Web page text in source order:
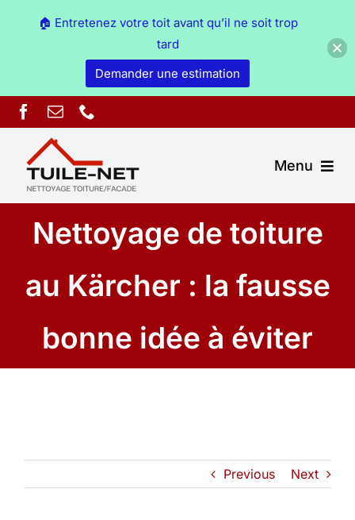
Skip
to
content
Menu
Couverture Ain
Nettoyage de toiture
au Kärcher : la fausse
bonne idée à éviter
Previous Next
🏠 Entretenez votre toit avant qu’il ne soit trop
tard
Demander une estimation